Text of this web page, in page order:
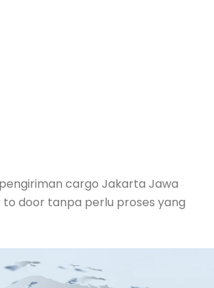
cargo Jakarta Jawa
door tanpa perlu proses yang